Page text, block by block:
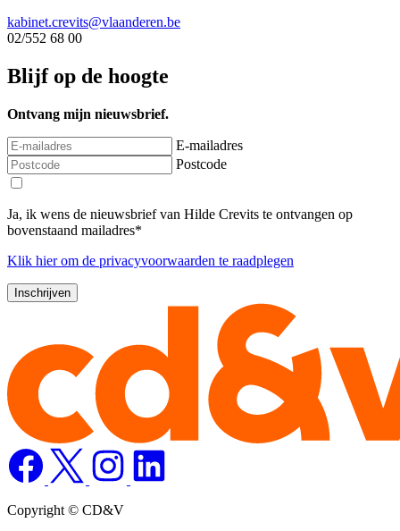
kabinet.crevits@vlaanderen.be
02/552 68 00
Blijf op de hoogte
Ontvang mijn nieuwsbrief.
E-mailadres
Postcode
Ja, ik wens de nieuwsbrief van Hilde Crevits te ontvangen op
bovenstaand mailadres*
Klik hierom de privacyvoorwaarden te raadplegen
Copyright © CD&V